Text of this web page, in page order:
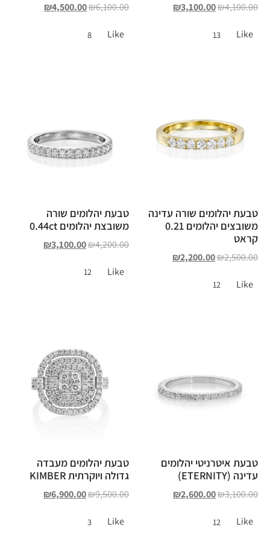
₪4,100.00
₪3,100.00
Like
13
₪6,100.00
₪4,500.00
Like
8
טבעת יהלומים שורה עדינה
משובצים יהלומים 0.21
קראט
₪2,500.00
₪2,200.00
Like
12
טבעת יהלומים שורה
משובצת יהלומים 0.44ct
₪4,200.00
₪3,100.00
Like
12
טבעת איטרניטי יהלומים
עדינה (ETERNITY)
₪3,100.00
₪2,600.00
Like
12
טבעת יהלומים מעבדה
גדולה ויוקרתית KIMBER
₪9,500.00
₪6,900.00
Like
3